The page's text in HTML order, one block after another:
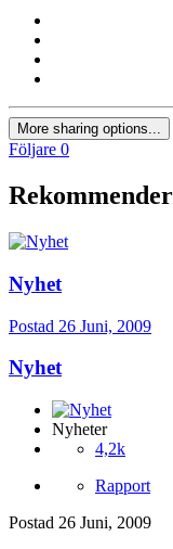
More sharing options...
Följare 0
Nyhet
Postad 26 Juni, 2009
Nyhet
Nyheter
4,2k
Rapport
Postad 26 Juni, 2009